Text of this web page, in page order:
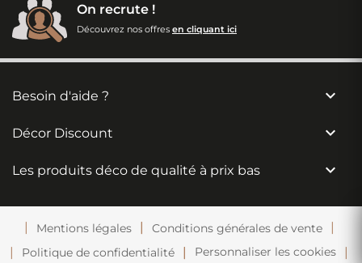
On recrute !
Découvrez nos offres en cliquant ici
Besoin d'aide ? 
Décor Discount 
Les produits déco de qualité à prix bas 
Mentions légales
Conditions générales de vente
Politique de confidentialité
Personnaliser les cookies